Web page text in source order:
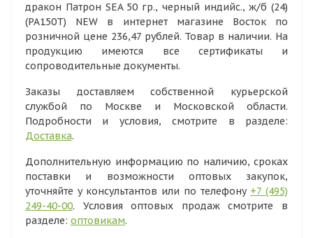
дракон Патрон SEA 50 гр., черный индийс., ж/б (24)
(PA150T) NEW в интернет магазине Восток по
розничной цене 236,47 рублей. Товар в наличии. На
продукцию имеются все сертификаты и
сопроводительные документы.
Заказы доставляем собственной курьерской
службой по Москве и Московской области.
Подробности и условия, смотрите в разделе:
Доставка.
Дополнительную информацию по наличию, сроках
поставки и возможности оптовых закупок,
уточняйте у консультантов или по телефону +7 (495)
249-40-00. Условия оптовых продаж смотрите в
разделе: оптовикам.